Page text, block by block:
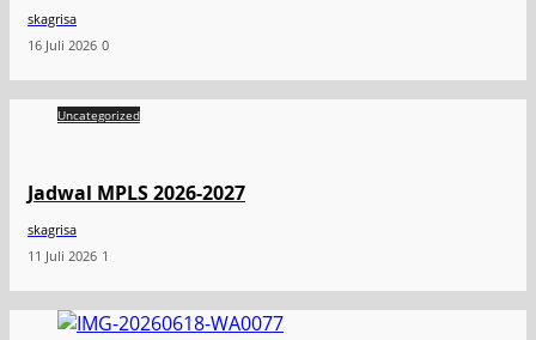
skagrisa
16 Juli 2026 0
Uncategorized
Jadwal MPLS 2026-2027
skagrisa
11 Juli 2026 1